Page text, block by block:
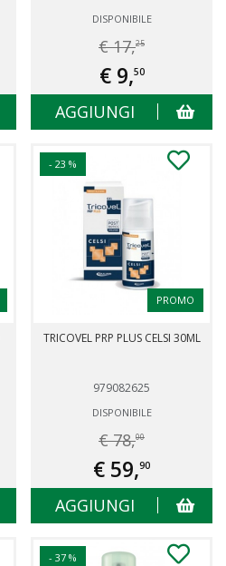
DISPONIBILE
€ 17,25
€ 9,50
AGGIUNGI
- 23 %
PROMO
TRICOVEL PRP PLUS CELSI 30ML
979082625
DISPONIBILE
€ 78,00
€ 59,90
AGGIUNGI
- 37 %